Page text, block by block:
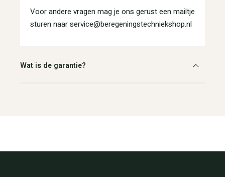
Voor andere vragen mag je ons gerust een mailtje
sturen naar service@beregeningstechniekshop.nl
Wat is de garantie?